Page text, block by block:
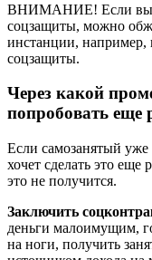
ВНИМАНИЕ! Если вы
соцзащиты, можно
инстанции, например,
соцзащиты.
Через какой
попробовать еще
Если самозанятый уже
хочет сделать это еще
это не получится.
Заключить
деньги малоимущим,
на ноги, получить